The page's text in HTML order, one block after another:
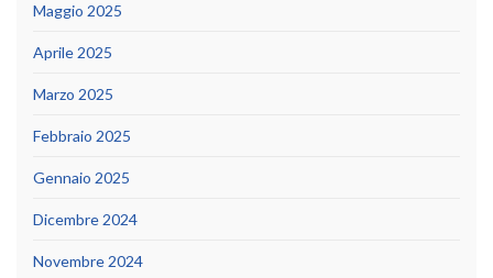
Maggio 2025
Aprile 2025
Marzo 2025
Febbraio 2025
Gennaio 2025
Dicembre 2024
Novembre 2024